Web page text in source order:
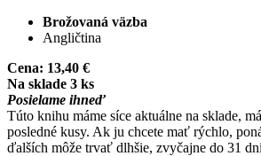
Brožovaná väzba
Angličtina
Cena: 13,40 €
Na sklade 3 ks
Posielame ihneď
Túto knihu máme síce aktuálne na sklade,
posledné kusy. Ak ju chcete mať rýchlo,
ďalších môže trvať dlhšie, zvyčajne do 31